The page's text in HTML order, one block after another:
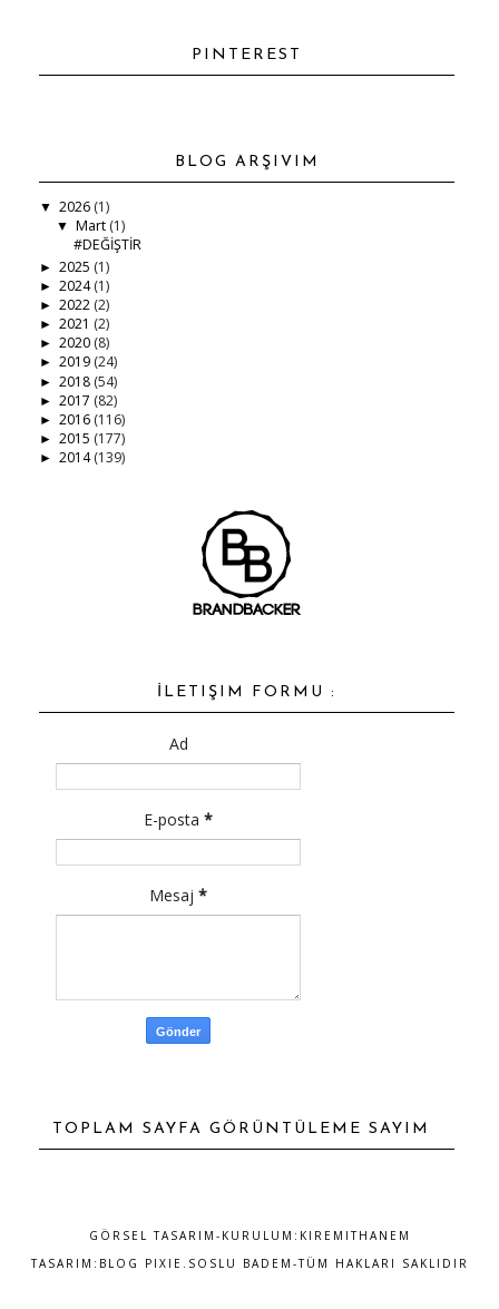
PINTEREST
BLOG ARŞIVIM
▼ 2026 (1)
▼ Mart (1)
#DEĞİŞTİR
► 2025 (1)
► 2024(1)
► 2022 (2)
► 2021 (2)
► 2020 (8)
► 2019 (24)
► 2018 (54)
► 2017 (82)
► 2016 (116)
► 2015 (177)
► 2014(139)
İLETIŞIM FORMU :
Ad
E-posta *
Mesaj *
TOPLAM SAYFA GÖRÜNTÜLEME SAYIM
GÖRSEL TASARIM-KURULUM: KIREMITHANEM
TASARIM: BLOG PIXIE .SOSLU BADEM-TÜM HAKLARI SAKLIDIR